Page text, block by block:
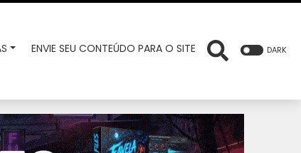
ENVIE SEU CONTEÚDO PARA O SITE DARK